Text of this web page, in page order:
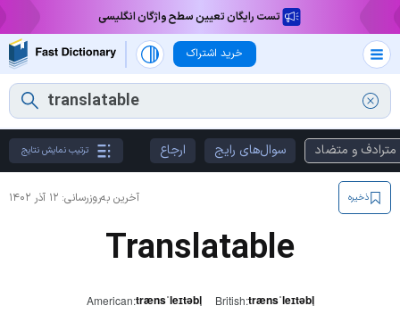
تست رایگان تعیین سطح واژگان انگلیسی
خرید اشتراک
مترادف و متضاد سوال‌های رایج ارجاع ترتیب نمایش نتایج
آخرین به‌روزرسانی: ۱۲ آذر ۱۴۰۲ ذخیره
Translatable
American:trænsˈleɪtəbl̩ British:trænsˈleɪtəbl̩